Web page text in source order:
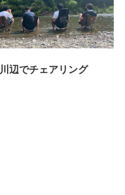
川辺でチェアリング